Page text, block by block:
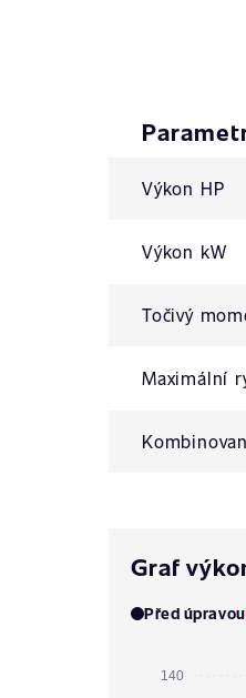
Výkon HP
Výkon kW
Točivý
Maximální
Graf
Před úpravou
140